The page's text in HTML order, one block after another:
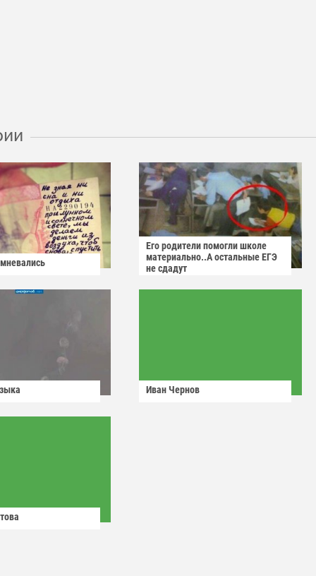
Его родители помогли школе
материально..А остальные ЕГЭ
не сдадут
Иван Чернов